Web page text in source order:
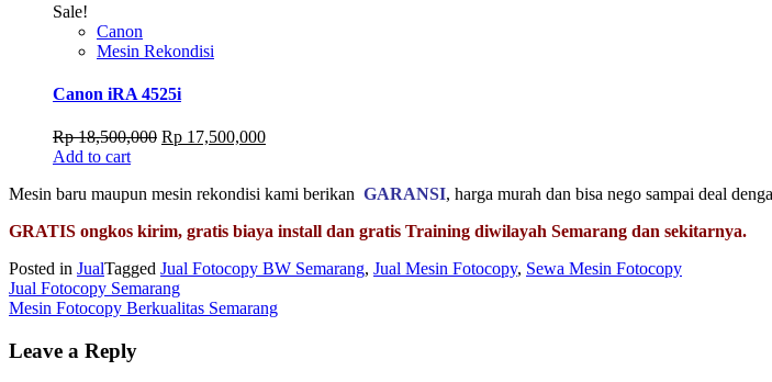
Sale!
Canon
Mesin Rekondisi
Canon iRA 4525i
Rp18,500,000 Original
Rp 18,500,000.
Rp 17,500,000Current
Rp 17,500,000.
Add to cart
Mesin baru maupun mesin rekondisi kami berikan GARANSI, harga murah dan bisa nego sampai deal
GRATIS ongkos kirim, gratis biaya install dan gratis Training diwilayah Semarang dan sekitarnya.
Posted in JualTagged Jual Fotocopy BW Semarang, Jual Mesin Fotocopy, Sewa Mesin Fotocopy
Post
navigation
Jual Fotocopy Semarang
Mesin Fotocopy Berkualitas Semarang
Leave a Reply